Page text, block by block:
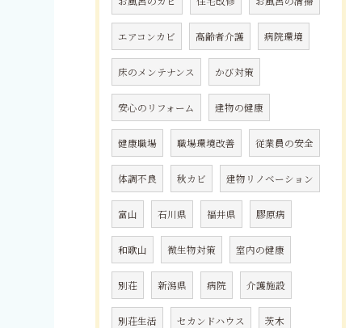
エアコンカビ 高齢者介護 病院環境
床のメンテナンス かび対策
安心のリフォーム 建物の健康
健康職場 職場環境改善 従業員の安全
体調不良 秋カビ 建物リノベーション
富山 石川県 福井県 膠原病
和歌山 微生物対策 室内の健康
別荘 新潟県 病院 介護施設
別荘生活 セカンドハウス 茨木